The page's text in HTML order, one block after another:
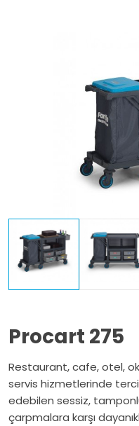
Procart 275
Restaurant, cafe, otel,
servis hizmetlerinde
edebilen sessiz,
çarpmalara karşı